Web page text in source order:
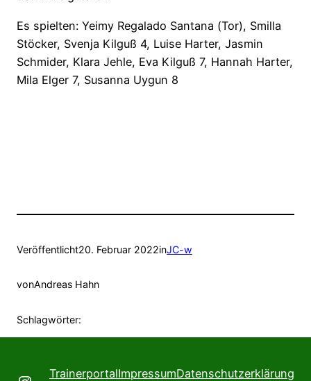
Es spielten: Yeimy Regalado Santana (Tor), Smilla
Stöcker, Svenja Kilguß 4, Luise Harter, Jasmin
Schmider, Klara Jehle, Eva Kilguß 7, Hannah Harter,
Mila Elger 7, Susanna Uygun 8
Veröffentlicht20. Februar 2022inJC-w
vonAndreas Hahn
Schlagwörter:
TrainerportalImpressumDatenschutzerklärung